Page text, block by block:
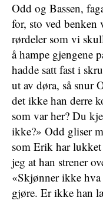
Odd og Bassen,
for, sto ved benken
rørdeler som vi
å hampe gjengene
hadde satt fast i
ut av døra, så snur
det ikke han derre
som var her? Du
ikke?» Odd gliser
som Erik har
jeg at han strener
«Skjønner ikke hva
gjøre. Er ikke han